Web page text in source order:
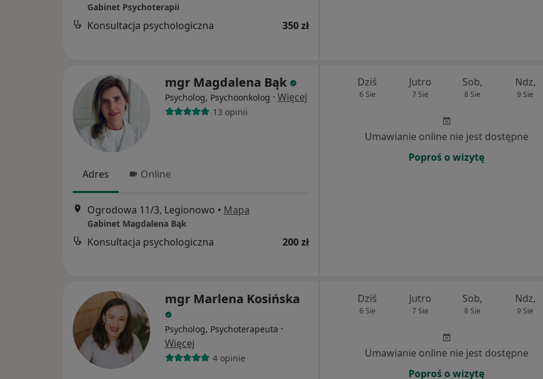
Gabinet Psychoterapii
Konsultacja psychologiczna 350 zł
mgr Magdalena Bąk
Psycholog, Psychoonkolog · Więcej
13 opinii
Adres Online
Ogrodowa 11/3, Legionowo • Mapa
Gabinet Magdalena Bąk
Konsultacja psychologiczna 200 zł
Dziś
6 Sie
Jutro
7 Sie
Sob,
8 Sie
Ndz,
9 Sie
Umawianie online nie jest dostępne
Poproś o wizytę
mgr Marlena Kosińska
Psycholog, Psychoterapeuta ·
Więcej
4 opinie
Dziś
6 Sie
Jutro
7 Sie
Sob,
8 Sie
Ndz,
9 Sie
Umawianie online nie jest dostępne
Poproś o wizytę